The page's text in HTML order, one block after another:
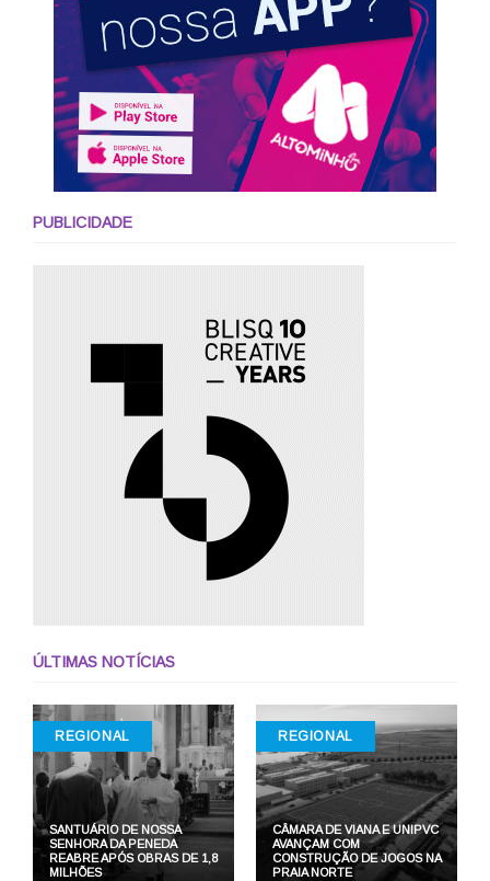
PUBLICIDADE
ÚLTIMAS NOTÍCIAS
REGIONAL
SANTUÁRIO DE NOSSA
SENHORA DA PENEDA
REABRE APÓS OBRAS DE 1,8
MILHÕES
REGIONAL
CÂMARA DE VIANA E UNIPVC
AVANÇAM COM
CONSTRUÇÃO DE JOGOS NA
PRAIA NORTE